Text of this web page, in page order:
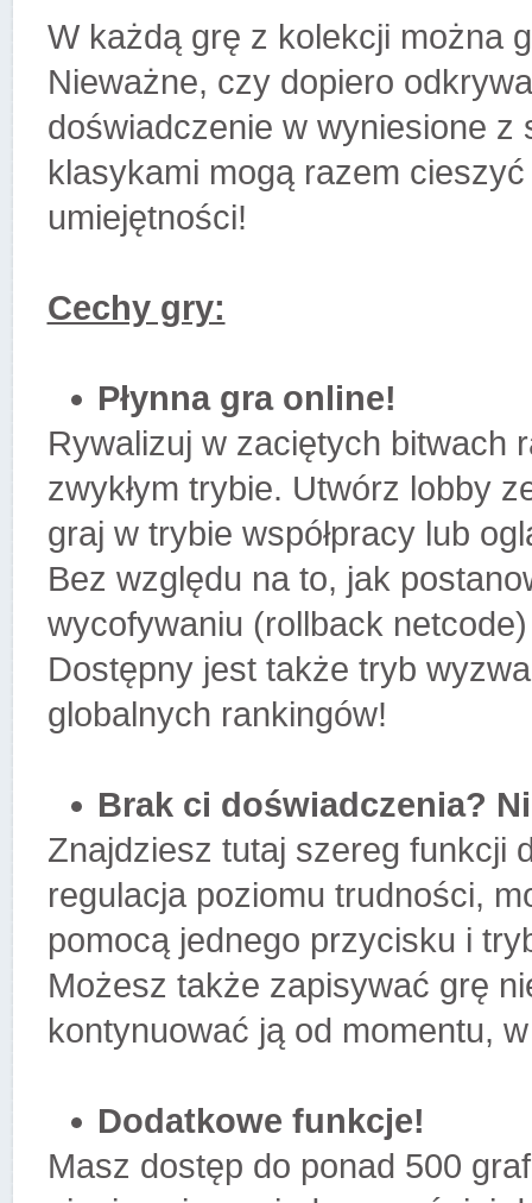
W każdą grę z kolekcji można
Nieważne, czy dopiero
doświadczenie w wyniesione
klasykami mogą razem
umiejętności!
Cechy gry:
Płynna gra online!
Rywalizuj w zaciętych bitwach
zwykłym trybie. Utwórz lobby
graj w trybie współpracy lub
Bez względu na to, jak
wycofywaniu (rollback
Dostępny jest także tryb
globalnych rankingów!
Brak ci doświadczenia?
Znajdziesz tutaj szereg funkcji
regulacja poziomu trudności,
pomocą jednego przycisku i
Możesz także zapisywać grę
kontynuować ją od momentu,
Dodatkowe funkcje!
Masz dostęp do ponad 500